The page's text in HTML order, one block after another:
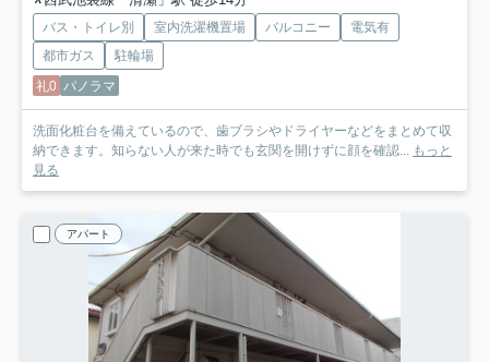
バス・トイレ別 室内洗濯機置場 バルコニー
電気有
都市ガス
駐輪場
礼0 パノラマ
洗面化粧台を備えているので、歯ブラシやドライヤーなどをまとめて収
納できます。知らない人が来た時でも玄関を開けずに顔を確認... もっと
見る
アパート